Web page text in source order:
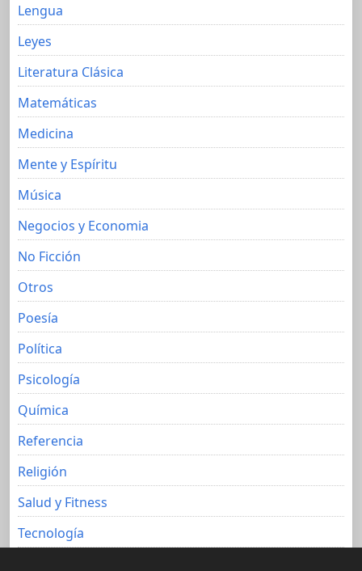
Lengua
Leyes
Literatura Clásica
Matemáticas
Medicina
Mente y Espíritu
Música
Negocios y Economia
No Ficción
Otros
Poesía
Política
Psicología
Química
Referencia
Religión
Salud y Fitness
Tecnología